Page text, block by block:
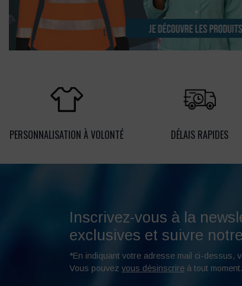
PERSONNALISATION À VOLONTÉ DÉLAIS RAPIDES
Inscrivez-vous à la
exclusives et suivre
*En indiquant votre adresse mail ci-dessus,
Vous pouvez vous désinscrire à tout